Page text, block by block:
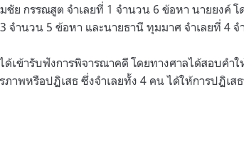
ย กรรณสูต จำเลยที่ 1 จำนวน 6 ข้อหา นายยงค์ โ
จำนวน 5 ข้อหา และนายธานี ทุมมาศ จำเลยที่ 4
เข้ารับฟังการพิจารณาคดี โดยทางศาลได้สอบคำใ
าพหรือปฏิเสธ ซึ่งจำเลยทั้ง 4 คน ได้ให้การปฏิเส